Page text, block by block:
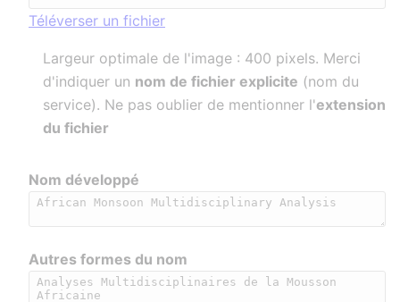
Téléverser un fichier
Largeur optimale de l'image : 400 pixels. Merci
d'indiquer un nom de fichier explicite (nom du
service). Ne pas oublier de mentionner l'extension
du fichier
Nom développé
Autres formes du nom